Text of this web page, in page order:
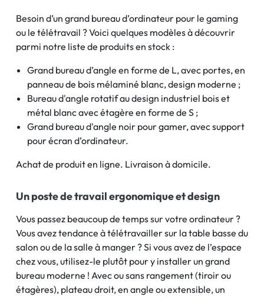
Besoin d’un grand bureau d’ordinateur pour le gaming
ou le télétravail ? Voici quelques modèles à découvrir
parmi notre liste de produits en stock :
Grand bureau d’angle en forme de L, avec portes, en
panneau de bois mélaminé blanc, design moderne ;
Bureau d'angle rotatif au design industriel bois et
métal blanc avec étagère en forme de S ;
Grand bureau d'angle noir pour gamer, avec support
pour écran d’ordinateur.
Achat de produit en ligne. Livraison à domicile.
Un poste de travail ergonomique et design
Vous passez beaucoup de temps sur votre ordinateur ?
Vous avez tendance à télétravailler sur la table basse du
salon ou de la salle à manger ? Si vous avez de l’espace
chez vous, utilisez-le plutôt pour y installer un grand
bureau moderne ! Avec ou sans rangement (tiroir ou
étagères), plateau droit, en angle ou extensible, un